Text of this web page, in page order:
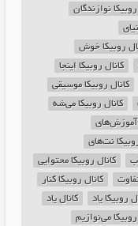
نوازندگان
روبیکا خوش
کانال روبیکا اینجا
کانال روبیکا موسیقی
کانال روبیکا می‌شه
آموزش‌های
نت‌های
کانال روبیکا محتوایی
کانال روبیکا کنار
روبیکا یاد
کانال یاد
می‌نوازیم